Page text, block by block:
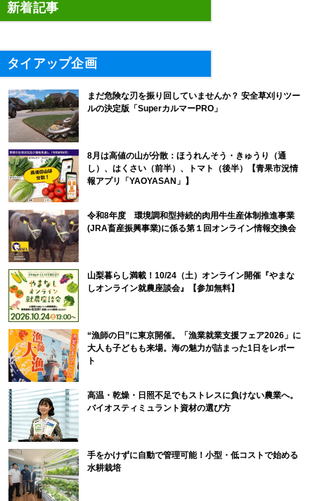
新着記事
タイアップ企画
まだ危険な刃を振り回していませんか？ 安全草刈りツー
ルの決定版「SuperカルマーPRO」
8月は高値の山が分散：ほうれんそう・きゅうり（通
し）、はくさい（前半）、トマト（後半）【青果市況情
報アプリ「YAOYASAN」】
令和8年度 環境調和型持続的肉用牛生産体制推進事業
(JRA畜産振興事業)に係る第１回オンライン情報交換会
山梨暮らし満載！10/24（土）オンライン開催『やまな
しオンライン就農座談会』【参加無料】
“漁師の日”に東京開催。「漁業就業支援フェア2026」に
大人も子どもも来場。海の魅力が詰まった1日をレポー
ト
高温・乾燥・日照不足でもストレスに負けない農業へ。
バイオスティミュラント資材の選び方
手をかけずに自動で管理可能！小型・低コストで始める
水耕栽培